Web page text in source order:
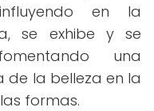
en la
se exhibe y se
una
la belleza en la
formas.